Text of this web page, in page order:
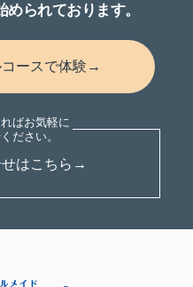
られております。
コースで体験→
せはこちら→